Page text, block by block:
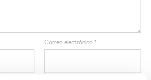
Correo electrónico *